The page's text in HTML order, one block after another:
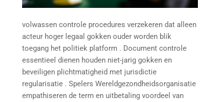
volwassen controle procedures verzekeren dat alleen
acteur hoger legaal gokken ouder worden blik
toegang het politiek platform . Document controle
essentieel dienen houden niet-jarig gokken en
beveiligen plichtmatigheid met jurisdictie
regularisatie . Spelers Wereldgezondheidsorganisatie
empathiseren de term en uitbetaling voordeel van